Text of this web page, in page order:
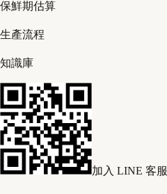
保鮮期估算
生產流程
知識庫
加入 LINE 客服